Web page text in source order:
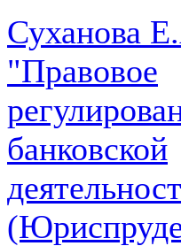
Суханова
"Правовое
банковской